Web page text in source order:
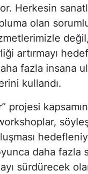
Herkesin
olan
değil,
artırmayı
fazla insana
kullandı.
projesi
daha fazla
sürdürecek